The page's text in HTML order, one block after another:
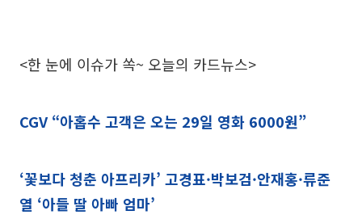
<한 눈에 이슈가 쏙~ 오늘의 카드뉴스>
CGV “아홉수 고객은 오는 29일 영화 6000원”
‘꽃보다 청춘 아프리카’ 고경표·박보검·안재홍·류준
열 ‘아들 딸 아빠 엄마’